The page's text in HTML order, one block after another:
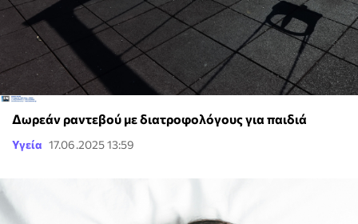
Δωρεάν ραντεβού με διατροφολόγους για παιδιά
Υγεία 17.06.2025 13:59